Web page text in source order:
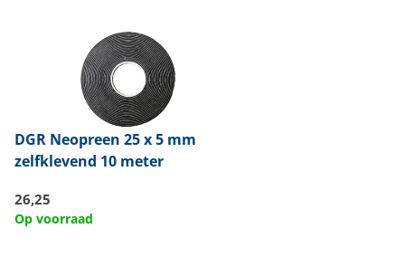
DGR Neopreen 25 x 5 mm
zelfklevend 10 meter
26,25
Op voorraad